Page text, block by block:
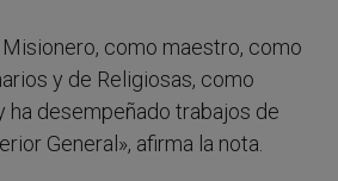
como maestro, como
y de Religiosas, como
ha desempeñado trabajos de
General», afirma la nota.